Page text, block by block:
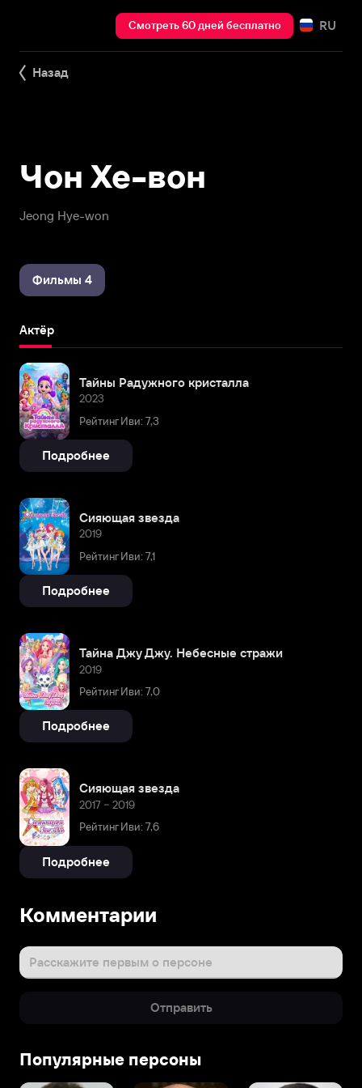
Смотреть 60 дней бесплатно RU
Назад
Jeong Hye-won
Чон Хе-вон
Фильмы 4
Актёр
Тайны Радужного кристалла
2023
Рейтинг Иви: 7,3
Подробнее
Сияющая звезда
2019
Рейтинг Иви: 7,1
Подробнее
Тайна Джу Джу. Небесные стражи
2019
Рейтинг Иви: 7,0
Подробнее
Сияющая звезда
2017 – 2019
Рейтинг Иви: 7,6
Подробнее
Комментарии
Расскажите первым о персоне
Отправить
Популярные персоны